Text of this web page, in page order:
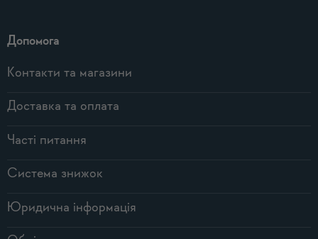
Допомога
Контакти та магазини
Доставка та оплата
Часті питання
Система знижок
Юридична інформація